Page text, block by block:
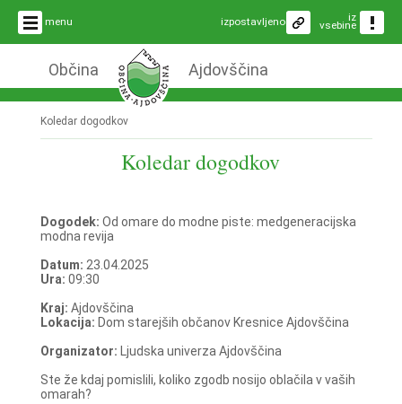
menu iz
vsebine
izpostavljeno
Občina Ajdovščina
Koledar dogodkov
Koledar dogodkov
Dogodek: Od omare do modne piste: medgeneracijska
modna revija
Datum: 23.04.2025
Ura: 09:30
Kraj: Ajdovščina
Lokacija: Dom starejših občanov Kresnice Ajdovščina
Organizator: Ljudska univerza Ajdovščina
Ste že kdaj pomislili, koliko zgodb nosijo oblačila v vaših
omarah?